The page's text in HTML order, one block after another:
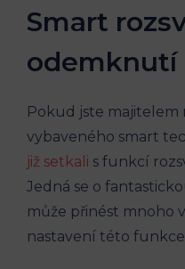
Smart
odemknutí
Pokud jste
vybaveného smart
již setkali s funkcí
Jedná se o
může přinést mnoho
nastavení této